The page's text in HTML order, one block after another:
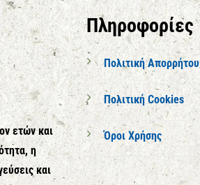
ετών και
η
και
Πληροφορίες
Πολιτική Απορρήτου
Πολιτική Cookies
Όροι Χρήσης